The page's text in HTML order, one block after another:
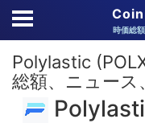
時価総
Polylastic
総額、ニュー